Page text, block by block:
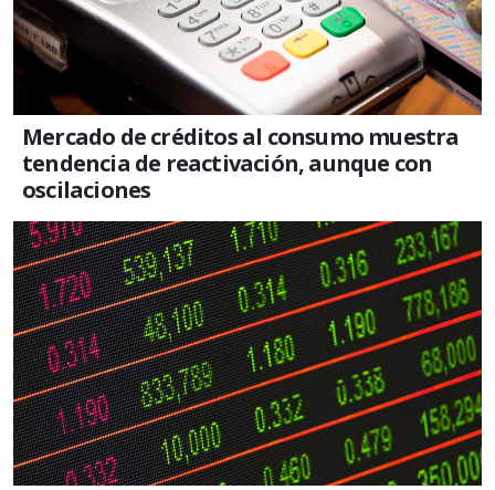
Mercado de créditos al consumo muestra
tendencia de reactivación, aunque con
oscilaciones